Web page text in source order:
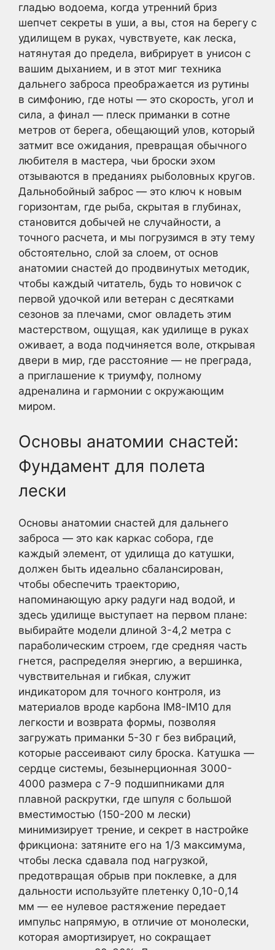
гладью водоема, когда утренний бриз
шепчет секреты в уши, а вы, стоя на берегу с
удилищем в руках, чувствуете, как леска,
натянутая до предела, вибрирует в унисон с
вашим дыханием, и в этот миг техника
дальнего заброса преображается из рутины
в симфонию, где ноты — это скорость, угол и
сила, а финал — плеск приманки в сотне
метров от берега, обещающий улов, который
затмит все ожидания, превращая обычного
любителя в мастера, чьи броски эхом
отзываются в преданиях рыболовных кругов.
Дальнобойный заброс — это ключ к новым
горизонтам, где рыба, скрытая в глубинах,
становится добычей не случайности, а
точного расчета, и мы погрузимся в эту тему
обстоятельно, слой за слоем, от основ
анатомии снастей до продвинутых методик,
чтобы каждый читатель, будь то новичок с
первой удочкой или ветеран с десятками
сезонов за плечами, смог овладеть этим
мастерством, ощущая, как удилище в руках
оживает, а вода подчиняется воле, открывая
двери в мир, где расстояние — не преграда,
а приглашение к триумфу, полному
адреналина и гармонии с окружающим
миром.
Основы анатомии снастей:
Фундамент для полета
лески
Основы анатомии снастей для дальнего
заброса — это как каркас собора, где
каждый элемент, от удилища до катушки,
должен быть идеально сбалансирован,
чтобы обеспечить траекторию,
напоминающую арку радуги над водой, и
здесь удилище выступает на первом плане:
выбирайте модели длиной 3-4,2 метра с
параболическим строем, где средняя часть
гнется, распределяя энергию, а вершинка,
чувствительная и гибкая, служит
индикатором для точного контроля, из
материалов вроде карбона IM8-IM10 для
легкости и возврата формы, позволяя
загружать приманки 5-30 г без вибраций,
которые рассеивают силу броска. Катушка —
сердце системы, безынерционная 3000-
4000 размера с 7-9 подшипниками для
плавной раскрутки, где шпуля с большой
вместимостью (150-200 м лески)
минимизирует трение, и секрет в настройке
фрикциона: затяните его на 1/3 максимума,
чтобы леска сдавала под нагрузкой,
предотвращая обрыв при поклевке, а для
дальности используйте плетенку 0,10-0,14
мм — ее нулевое растяжение передает
импульс напрямую, в отличие от монолески,
которая амортизирует, но сокращает